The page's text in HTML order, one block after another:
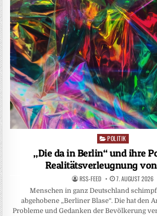
Posted
in
POLITIK
„Die da in Berlin“ und ihre
Realitätsverleugnung
RSS-FEED 7. AUGUST 2026
Menschen in ganz Deutschland
abgehobene „Berliner Blase“. Die hat den
Probleme und Gedanken der Bevölkerung